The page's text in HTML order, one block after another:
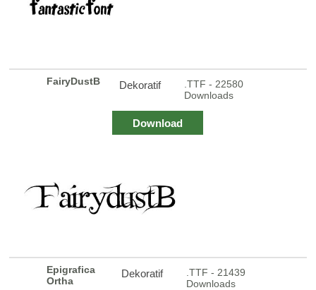
FairyDustB Dekoratif
.TTF - 22580
Downloads
Download
Epigrafica
Ortha
Dekoratif
.TTF - 21439
Downloads